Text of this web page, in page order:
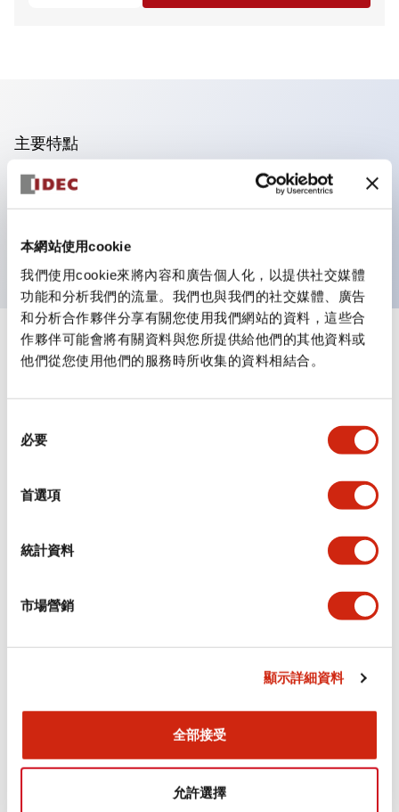
本網站使用cookie
我們使用cookie來將內容和廣告個人化，以提供社交媒體
功能和分析我們的流量。我們也與我們的社交媒體、廣告
和分析合作夥伴分享有關您使用我們網站的資料，這些合
作夥伴可能會將有關資料與您所提供給他們的其他資料或
他們從您使用他們的服務時所收集的資料相結合。
必要
首選項
統計資料
市場營銷
顯示詳細資料
全部接受
允許選擇
主要特點
可進行集合密著安裝
附鎖選擇開關採用高安全性的彈子鎖結構
防護結構為IP65（IEC60529）
規格
環境規範
機械規格
Flush Silhouette LW系列 控制元件 (英文版)
1.23MB